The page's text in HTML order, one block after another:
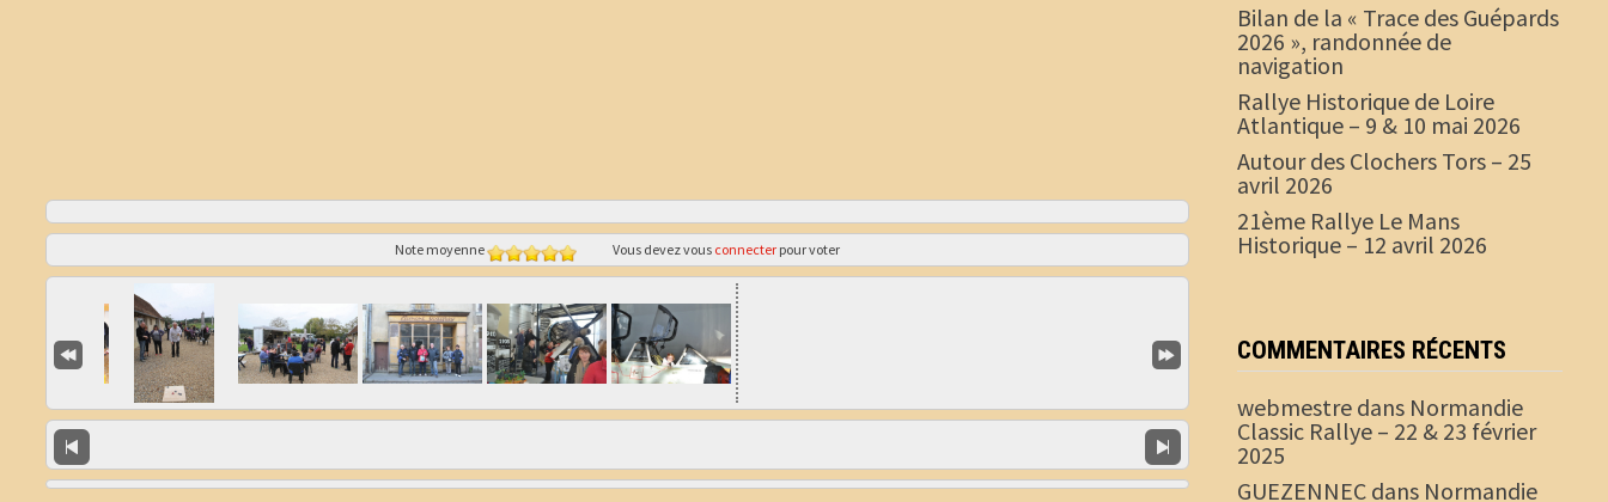
Note moyenne Vous devez vous connecter pour voter
Bilan de la « Trace des Guépards
2026 », randonnée de
navigation
Rallye Historique de Loire
Atlantique – 9 & 10 mai 2026
Autour des Clochers Tors – 25
avril 2026
21ème Rallye Le Mans
Historique – 12 avril 2026
COMMENTAIRES RÉCENTS
webmestre dans Normandie
Classic Rallye – 22 & 23 février
2025
GUEZENNEC dans Normandie